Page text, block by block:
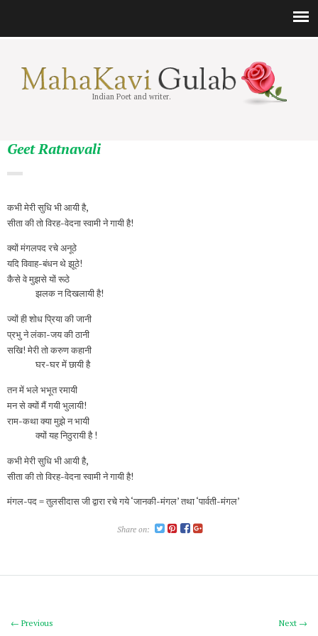
Indian Poet and writer.
Geet Ratnavali
कभी मेरी सुधि भी आयी है,
सीता की तो विरह-वेदना स्वामी ने गायी है!
क्यों मंगलपद रचे अनूठे
यदि विवाह-बंधन थे झूठे!
कैसे वे मुझसे यों रूठे
झलक न दिखलायी है!
ज्यों ही शोध प्रिया की जानी
प्रभु ने लंका-जय की ठानी
सखि! मेरी तो करुण कहानी
घर-घर में छायी है
तन में भले भभूत रमायी
मन से क्यों मैं गयी भुलायी!
राम-कथा क्या मुझे न भायी
क्यों यह निठुरायी है !
कभी मेरी सुधि भी आयी है,
सीता की तो विरह-वेदना स्वामी ने गायी है!
मंगल-पद = तुलसीदास जी द्वारा रचे गये ‘जानकी-मंगल’ तथा ‘पार्वती-मंगल’
Share on:
Next →
← Previous